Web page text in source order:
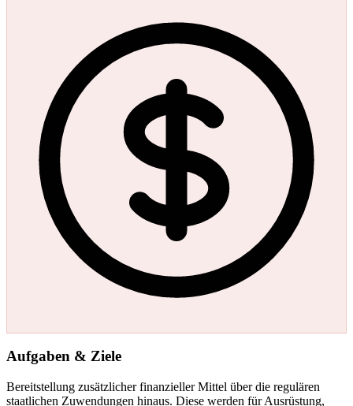
Aufgaben & Ziele
Bereitstellung zusätzlicher finanzieller Mittel über die regulären
staatlichen Zuwendungen hinaus. Diese werden für Ausrüstung,